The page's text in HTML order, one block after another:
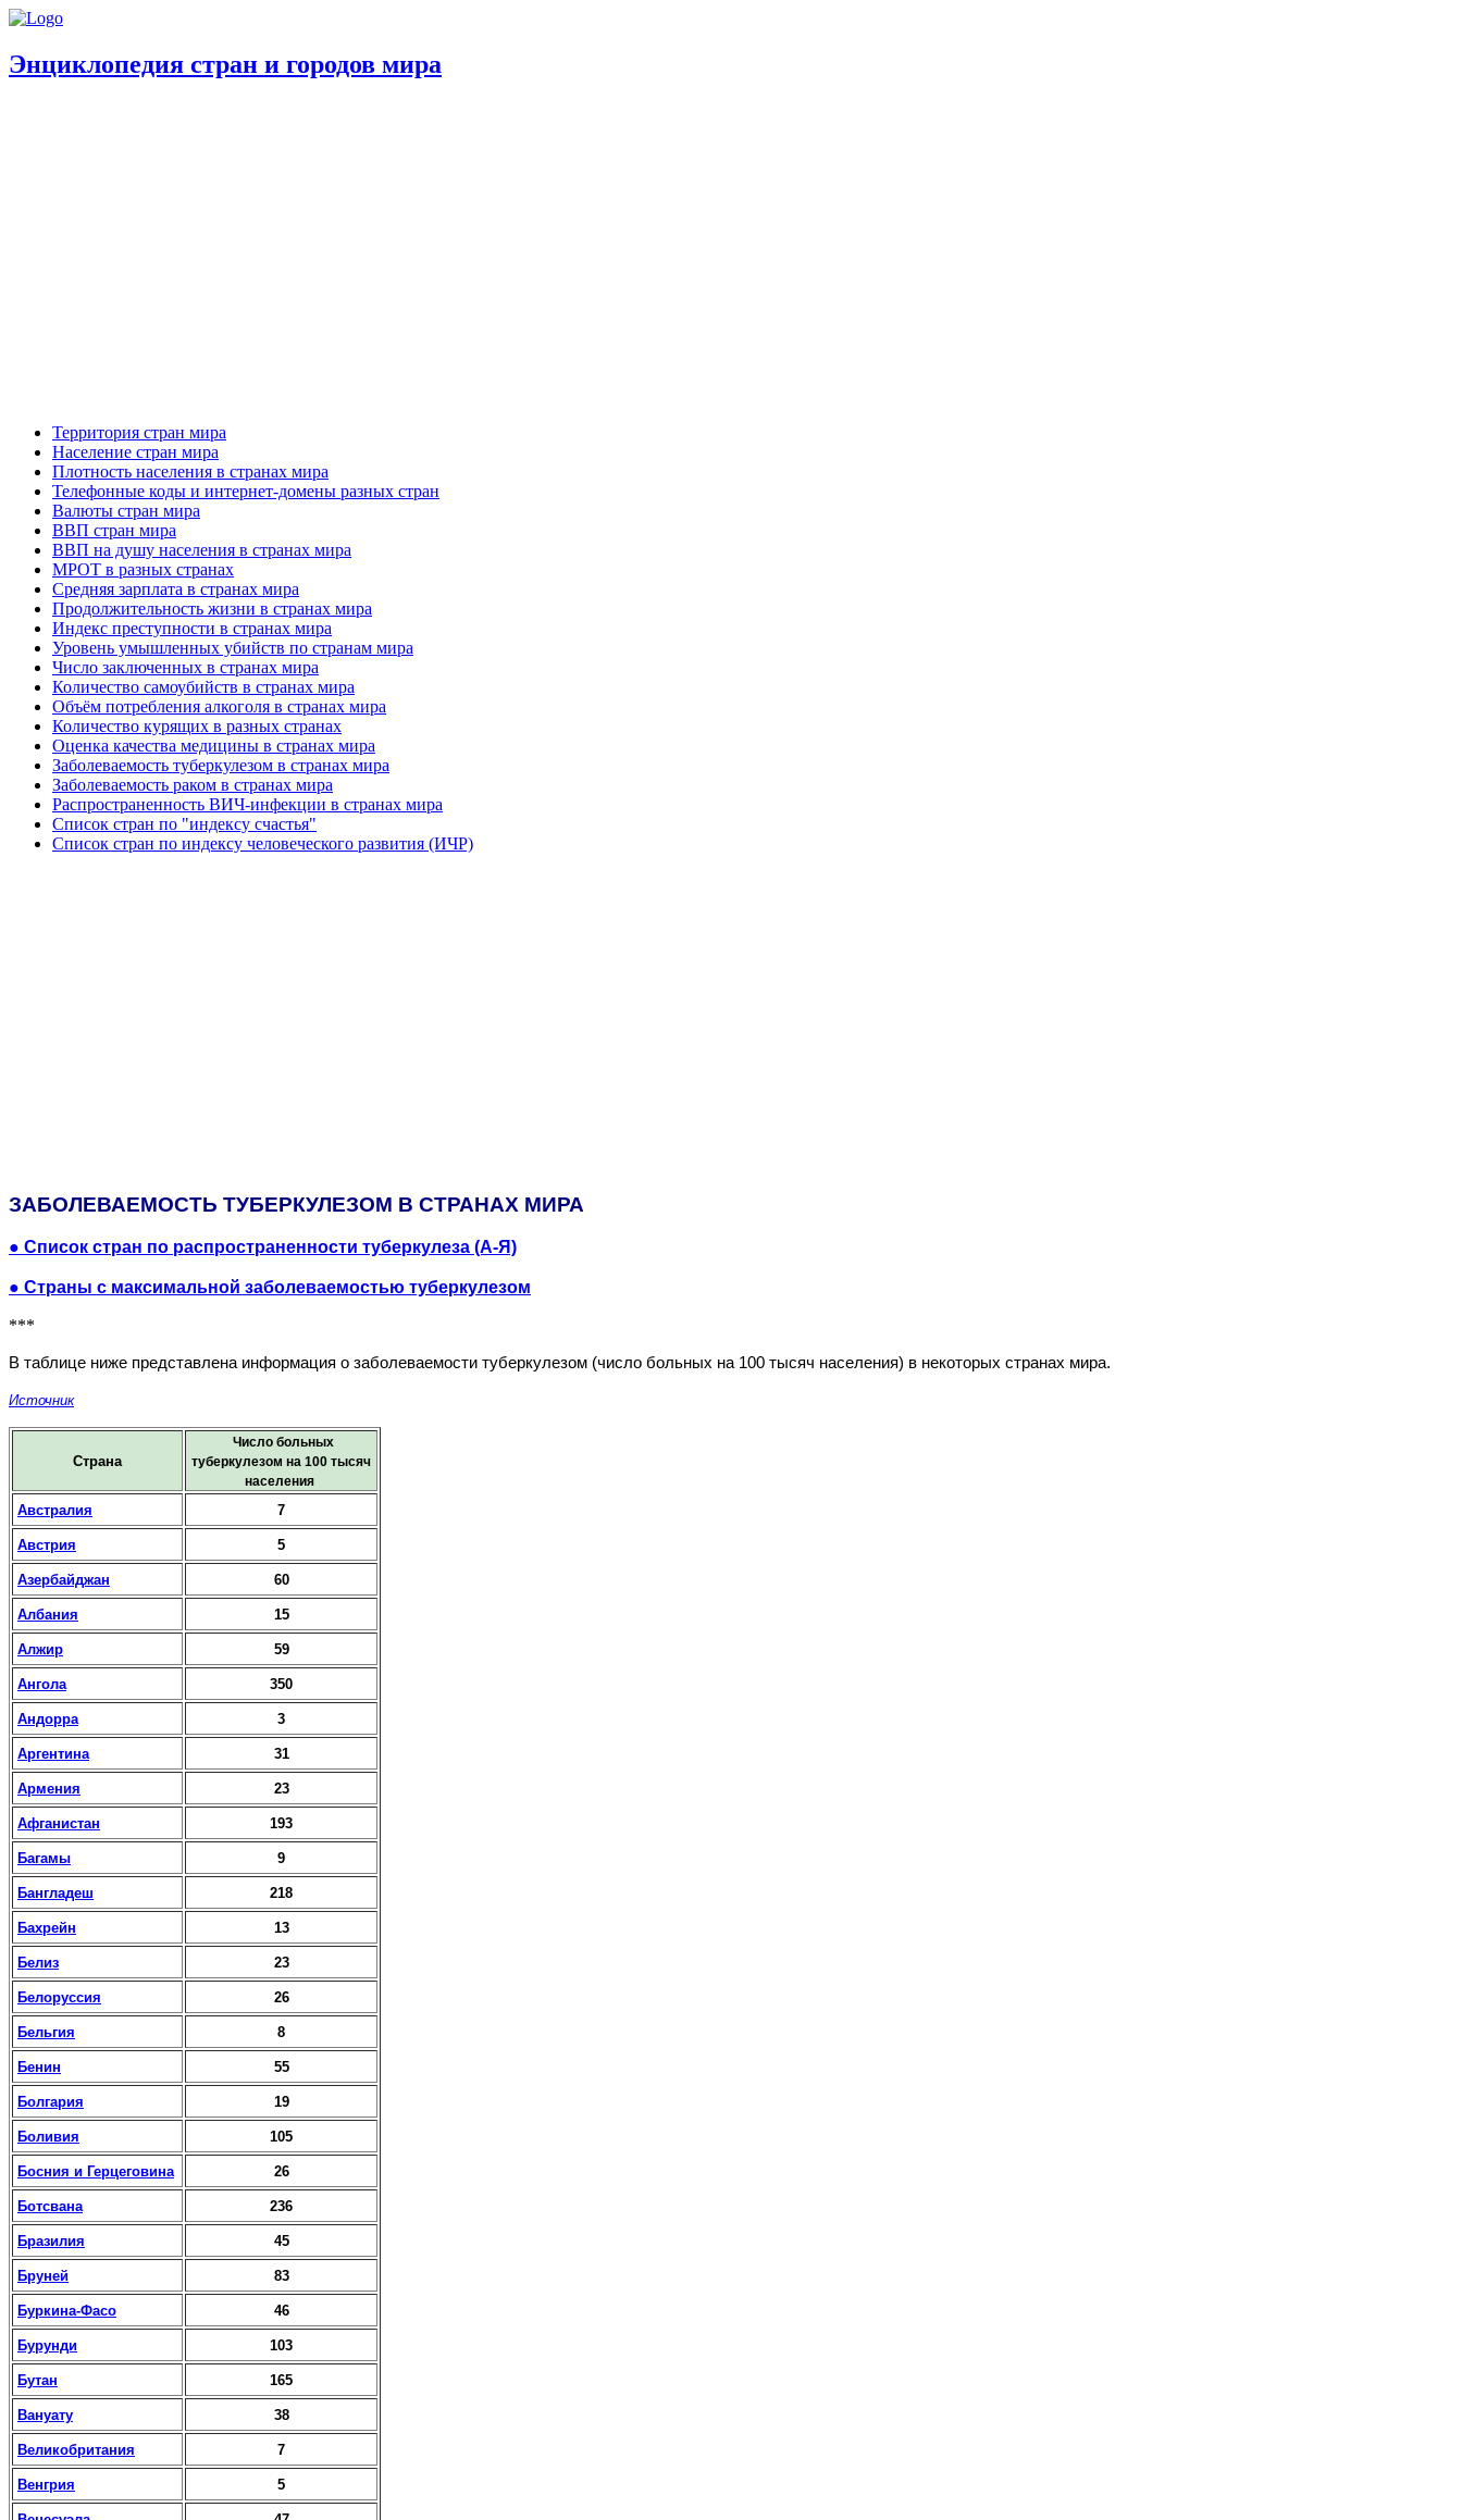
Энциклопедия стран и городов мира
Территория стран мира
Население стран мира
Плотность населения в странах мира
Телефонные коды и интернет-домены разных стран
Валюты стран мира
ВВП стран мира
ВВП на душу населения в странах мира
МРОТ в разных странах
Средняя зарплата в странах мира
Продолжительность жизни в странах мира
Индекс преступности в странах мира
Уровень умышленных убийств по странам мира
Число заключенных в странах мира
Количество самоубийств в странах мира
Объём потребления алкоголя в странах мира
Количество курящих в разных странах
Оценка качества медицины в странах мира
Заболеваемость туберкулезом в странах мира
Заболеваемость раком в странах мира
Распространенность ВИЧ-инфекции в странах мира
Список стран по "индексу счастья"
Список стран по индексу человеческого развития (ИЧР)
ЗАБОЛЕВАЕМОСТЬ ТУБЕРКУЛЕЗОМ В СТРАНАХ МИРА
● Список стран по распространенности туберкулеза (А-Я)
● Страны c максимальной заболеваемостью туберкулезом
***
В таблице ниже представлена информация о заболеваемости туберкулезом (число больных на 100 тысяч населения) в некоторых странах мира.
Источник
Страна
Число больных
туберкулезом на 100 тысяч
населения
Австралия 7
Австрия 5
Азербайджан 60
Албания 15
Алжир 59
Ангола 350
Андорра 3
Аргентина 31
Армения 23
Афганистан 193
Багамы 9
Бангладеш 218
Бахрейн 13
Белиз 23
Белоруссия 26
Бельгия 8
Бенин 55
Болгария 19
Боливия 105
Босния и Герцеговина 26
Ботсвана 236
Бразилия 45
Бруней 83
Буркина-Фасо 46
Бурунди 103
Бутан 165
Вануату 38
Великобритания 7
Венгрия 5